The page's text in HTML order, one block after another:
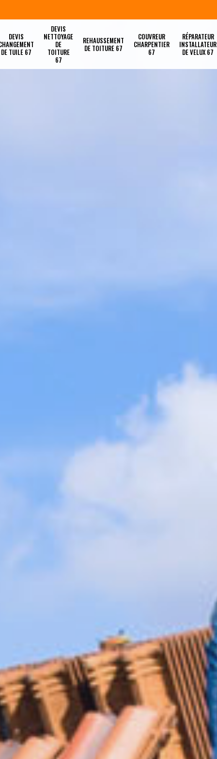
DEVIS
DE TUILE 67
DEVIS
NETTOYAGE
DE
TOITURE
67
REHAUSSEMENT
DE TOITURE 67
COUVREUR
CHARPENTIER
67
RÉPARATEUR
INSTALLATEUR
DE VELUX 67